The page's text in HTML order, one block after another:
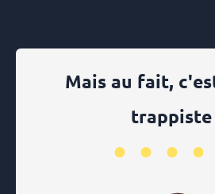
Mais au fait,
trappiste